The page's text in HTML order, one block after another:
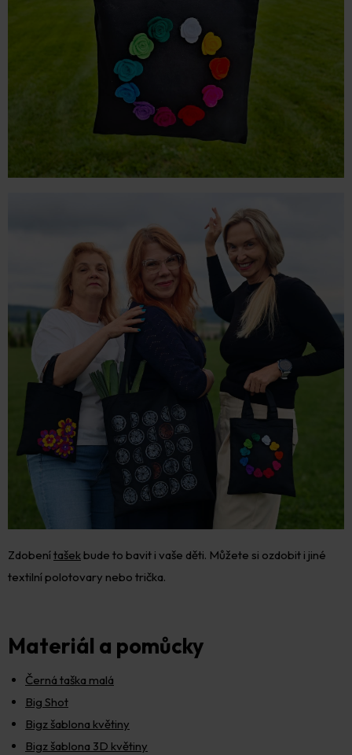
Zdobenítašekbude to bavit i vaše děti. Můžete si ozdobit i jiné
textilní polotovary nebo trička.
Materiál a pomůcky
Černá taška malá
Big Shot
Bigz šablona květiny
Bigz šablona 3D květiny